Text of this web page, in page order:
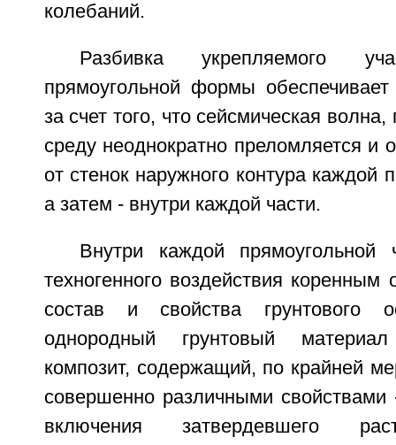
колебаний.
Разбивка укрепляемого
прямоугольной формы
за счет того, что сейсмическая
среду неоднократно преломляется и
от стенок наружного контура каждой
а затем - внутри каждой части.
Внутри каждой прямоугольной
техногенного воздействия
состав и свойства грунтового
однородный грунтовый
композит, содержащий, по крайней
совершенно различными свойствами
включения затвердевшего